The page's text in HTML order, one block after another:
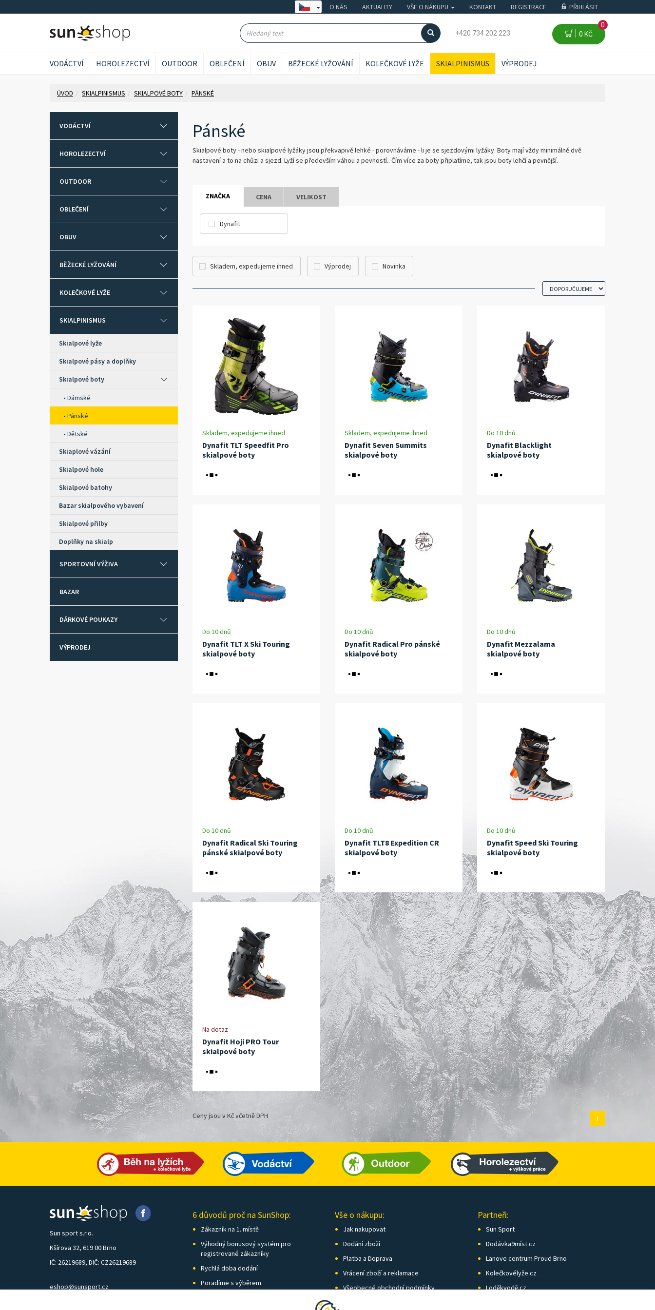
O NÁS AKTUALITY VŠE O NÁKUPU KONTAKT REGISTRACE PŘIHLÁSIT
+420 734 202 223 0 KČ
0
VODÁCTVÍ HOROLEZECTVÍ OUTDOOR OBLEČENÍ OBUV BĚŽECKÉ LYŽOVÁNÍ KOLEČKOVÉ LYŽE SKIALPINISMUS VÝPRODEJ
ÚVOD SKIALPINISMUS SKIALPOVÉ BOTY PÁNSKÉ
VODÁCTVÍ
HOROLEZECTVÍ
OUTDOOR
OBLEČENÍ
OBUV
BĚŽECKÉ LYŽOVÁNÍ
KOLEČKOVÉ LYŽE
SKIALPINISMUS
Skialpové lyže
Skialpové pásy a doplňky
Skialpové boty
Dámské
Pánské
Dětské
Skiaplové vázání
Skialpové hole
Skialpové batohy
Bazar skialpového vybavení
Skialpové přilby
Doplňky na skialp
SPORTOVNÍ VÝŽIVA
BAZAR
DÁRKOVÉ POUKAZY
VÝPRODEJ
Pánské
Skialpové boty - nebo skialpové lyžáky jsou překvapivě lehké - porovnáváme - li je se sjezdovými lyžáky. Boty mají vždy minimálně dvě
nastavení a to na chůzi a sjezd. Lyží se především váhou a pevností.. Čím více za boty připlatíme, tak jsou boty lehčí a pevnější.
ZNAČKA CENA VELIKOST
Dynafit
Skladem, expedujeme ihned Výprodej Novinka
Skladem, expedujeme ihned
Dynafit TLT Speedfit Pro
skialpové boty
Skladem, expedujeme ihned
Dynafit Seven Summits
skialpové boty
Do 10 dnů
Dynafit Blacklight
skialpové boty
Do 10 dnů
Dynafit TLT X Ski Touring
skialpové boty
Do 10 dnů
Dynafit Radical Pro pánské
skialpové boty
Do 10 dnů
Dynafit Mezzalama
skialpové boty
Do 10 dnů
Dynafit Radical Ski Touring
pánské skialpové boty
Do 10 dnů
Dynafit TLT8 Expedition CR
skialpové boty
Do 10 dnů
Dynafit Speed Ski Touring
skialpové boty
Na dotaz
Dynafit Hoji PRO Tour
skialpové boty
Ceny jsou v Kč včetně DPH 1
Sun sport s.r.o.
Kšírova 32, 619 00 Brno
IČ: 26219689, DIČ: CZ26219689
eshop@sunsport.cz
6 důvodů proč na SunShop:
Zákazník na 1. místě
Výhodný bonusový systém pro
registrované zákazníky
Rychlá doba dodání
Poradíme s výběrem
Vše o nákupu:
Jak nakupovat
Dodání zboží
Platba a Doprava
Vrácení zboží a reklamace
Všeobecné obchodní podmínky
Partneři:
Sun Sport
Dodávka9míst.cz
Lanove centrum Proud Brno
Kolečkovélyže.cz
Loděkvodě.cz